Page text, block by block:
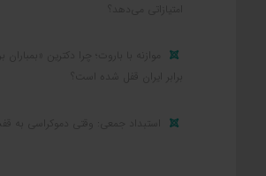
امتیازاتی می‌دهد؟
موازنه با باروت؛ چرا دکترین «بمباران